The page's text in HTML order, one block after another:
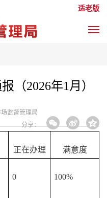
适老版
（2026年1月）
监督管理局
分享：
正在办理 满意度
0 100%